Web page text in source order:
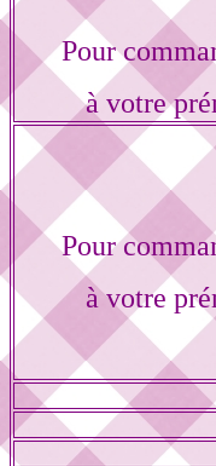
Pour
à votre
Pour
à votre